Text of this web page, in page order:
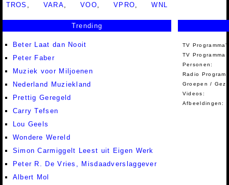
TROS
VARA ,VOO ,VPRO ,WNL
Trending
Beter Laat dan Nooit
Peter Faber
Muziek voor Miljoenen
Nederland Muziekland
Prettig Geregeld
Carry Tefsen
Lou Geels
Wondere Wereld
Simon Carmiggelt Leest uit Eigen Werk
Peter R. De Vries, Misdaadverslaggever
Albert Mol
TV
TV Programma
Personen:
Radio
Groepen /
Videos:
Afbeeldingen: